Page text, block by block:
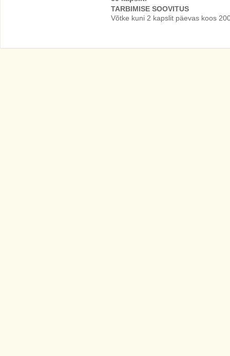
TARBIMISE SOOVITUS
Võtke kuni 2 kapslit päevas koos